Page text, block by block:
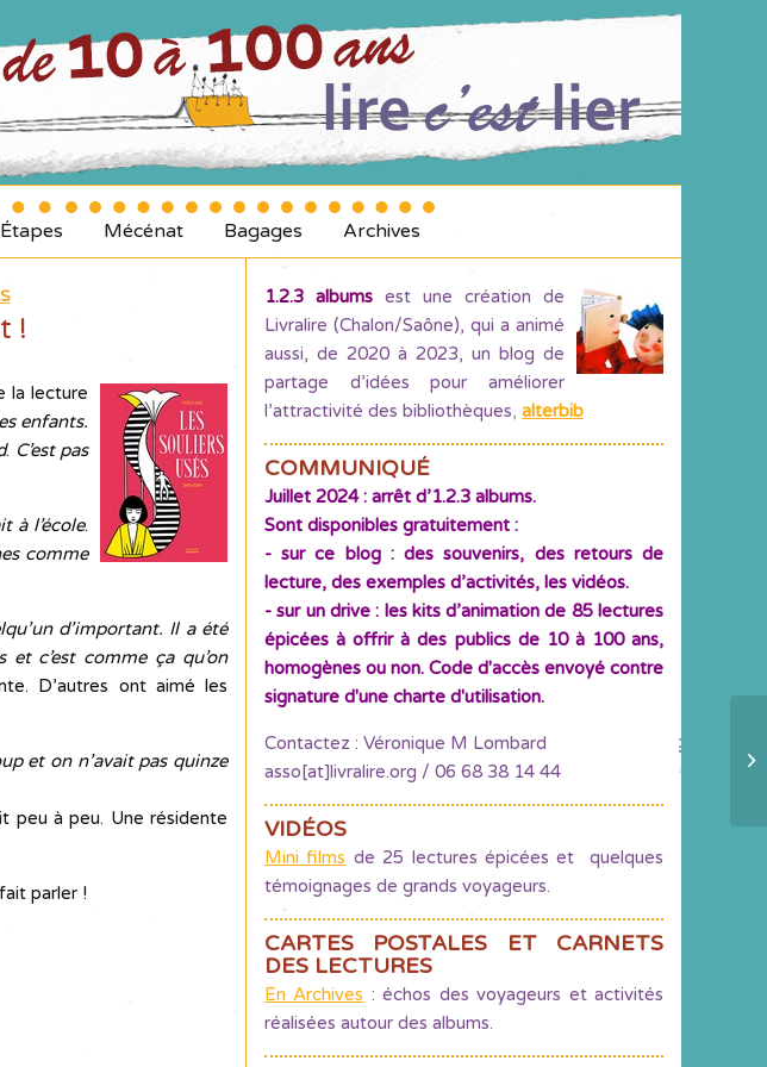
Étapes Mécénat Bagages Archives
!
la lecture
enfants.
. C’est pas
à l’école.
comme
d’important. Il a été
c’est comme ça qu’on
D’autres ont aimé les
et on n’avait pas quinze
peu à peu. Une résidente
parler !
1.2.3 albums est une création de
Livralire (Chalon/Saône), qui a animé
aussi, de 2020 à 2023, un blog de
partage d’idées pour améliorer
l’attractivité des bibliothèques, alterbib
COMMUNIQUÉ
Juillet 2024 : arrêt d’1.2.3 albums.
Sont disponibles gratuitement :
- sur ce blog : des souvenirs, des retours de
lecture, des exemples d’activités, les vidéos.
- sur un drive : les kits d’animation de 85 lectures
épicées à offrir à des publics de 10 à 100 ans,
homogènes ou non. Code d'accès envoyé contre
signature d'une charte d'utilisation.
Contactez : Véronique M Lombard
asso[at]livralire.org / 06 68 38 14 44
VIDÉOS
Mini films de 25 lectures épicées et quelques
témoignages de grands voyageurs.
CARTES POSTALES ET CARNETS
DES LECTURES
En Archives : échos des voyageurs et activités
réalisées autour des albums.